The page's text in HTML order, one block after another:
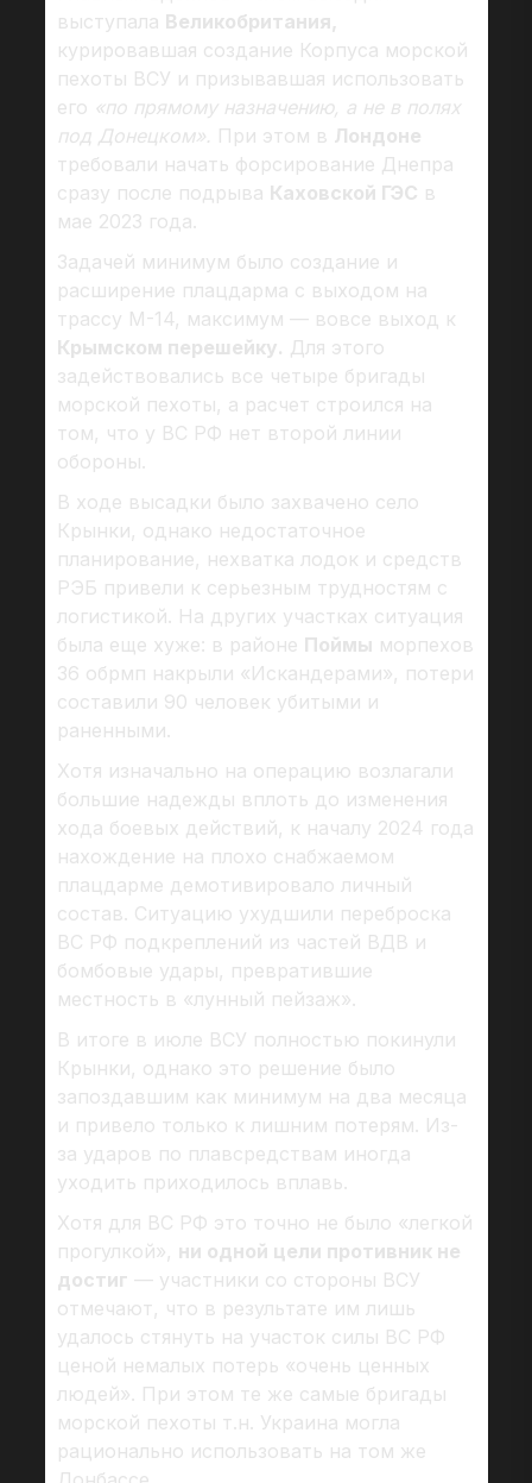
выступала Великобритания,
курировавшая создание Корпуса морской
пехоты ВСУ и призывавшая использовать
его «по прямому назначению, а не в полях
под Донецком». При этом в Лондоне
требовали начать форсирование Днепра
сразу после подрыва Каховской ГЭС в
мае 2023 года.
Задачей минимум было создание и
расширение плацдарма с выходом на
трассу M-14, максимум — вовсе выход к
Крымском перешейку. Для этого
задействовались все четыре бригады
морской пехоты, а расчет строился на
том, что у ВС РФ нет второй линии
обороны.
В ходе высадки было захвачено село
Крынки, однако недостаточное
планирование, нехватка лодок и средств
РЭБ привели к серьезным трудностям с
логистикой. На других участках ситуация
была еще хуже: в районе Поймы морпехов
36 обрмп накрыли «Искандерами», потери
составили 90 человек убитыми и
раненными.
Хотя изначально на операцию возлагали
большие надежды вплоть до изменения
хода боевых действий, к началу 2024 года
нахождение на плохо снабжаемом
плацдарме демотивировало личный
состав. Ситуацию ухудшили переброска
ВС РФ подкреплений из частей ВДВ и
бомбовые удары, превратившие
местность в «лунный пейзаж».
В итоге в июле ВСУ полностью покинули
Крынки, однако это решение было
запоздавшим как минимум на два месяца
и привело только к лишним потерям. Из-
за ударов по плавсредствам иногда
уходить приходилось вплавь.
Хотя для ВС РФ это точно не было «легкой
прогулкой», ни одной цели противник не
достиг — участники со стороны ВСУ
отмечают, что в результате им лишь
удалось стянуть на участок силы ВС РФ
ценой немалых потерь «очень ценных
людей». При этом те же самые бригады
морской пехоты т.н. Украина могла
рационально использовать на том же